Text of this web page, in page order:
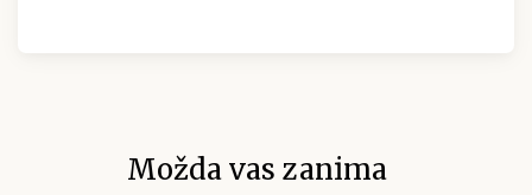
Možda vas zanima